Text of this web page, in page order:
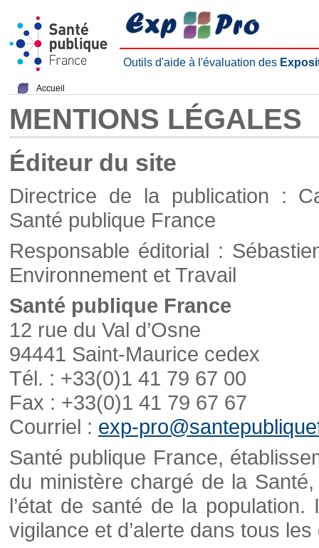
Outils d'aide à l'évaluation des
Accueil
MENTIONS LÉGALES
Éditeur du site
Directrice de la publication :
Santé publique France
Responsable éditorial :
Environnement et Travail
Santé publique France
12 rue du Val d’Osne
94441 Saint-Maurice cedex
Tél. : +33(0)1 41 79 67 00
Fax : +33(0)1 41 79 67 67
Courriel : exp-
Santé publique France,
du ministère chargé de la
l’état de santé de la
vigilance et d’alerte dans tous